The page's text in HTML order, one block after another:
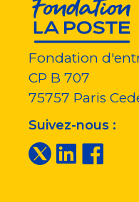
Fondation
CP B 707
75757 Paris
Suivez-nous :